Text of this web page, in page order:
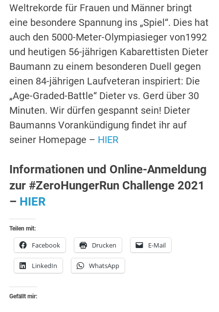
Weltrekorde für Frauen und Männer bringt
eine besondere Spannung ins „Spiel“. Dies hat
auch den 5000-Meter-Olympiasieger von1992
und heutigen 56-jährigen Kabarettisten Dieter
Baumann zu einem besonderen Duell gegen
einen 84-jährigen Laufveteran inspiriert: Die
„Age-Graded-Battle“ Dieter vs. Gerd über 30
Minuten. Wir dürfen gespannt sein! Dieter
Baumanns Vorankündigung findet ihr auf
seiner Homepage – HIER
Informationen und Online-Anmeldung
zur #ZeroHungerRun Challenge 2021
– HIER
Teilen mit:
Facebook Drucken E-Mail
LinkedIn WhatsApp
Gefällt mir: